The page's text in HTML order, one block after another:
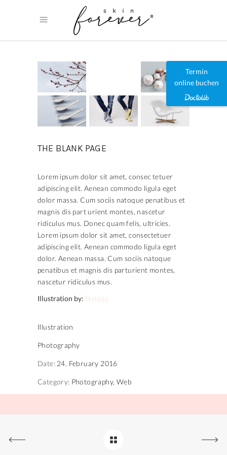
THE BLANK PAGE
Lorem ipsum dolor sit amet, consec tetuer
adipiscing elit. Aenean commodo ligula eget
dolor massa. Cum sociis natoque penatibus et
magnis dis part urient montes, nascetur
ridiculus mus. Donec quam felis, ultricies.
Lorem ipsum dolor sit amet, consectetuer
adipiscing elit. Aenean commodo ligula eget
dolor. Aenean massa. Cum sociis natoque
penatibus et magnis dis parturient montes,
nascetur ridiculus mus.
Illustration by: Natalja
Illustration
Photography
Date: 24. February 2016
Category: Photography, Web
Termin
online buchen